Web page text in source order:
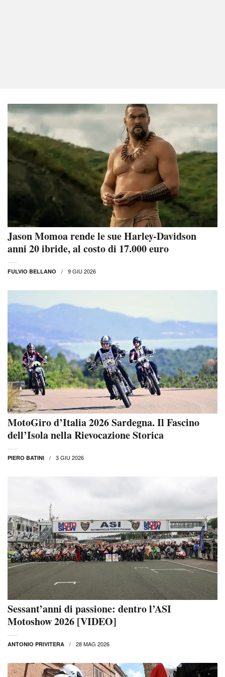
Jason Momoa rende le sue Harley-Davidson
anni 20 ibride, al costo di 17.000 euro
FULVIO BELLANO 9 GIU 2026
MotoGiro d’Italia 2026 Sardegna. Il Fascino
dell’Isola nella Rievocazione Storica
PIERO BATINI 3 GIU 2026
Sessant’anni di passione: dentro l’ASI
Motoshow 2026 [VIDEO]
ANTONIO PRIVITERA 28 MAG 2026